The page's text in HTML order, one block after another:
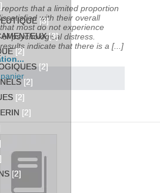
that a limited proportion
with their overall
most do not experience
psychological distress.
indicate that there is a [...]
[3]
[3]
[2]
[2]
[2]
[2]
[2]
[2]